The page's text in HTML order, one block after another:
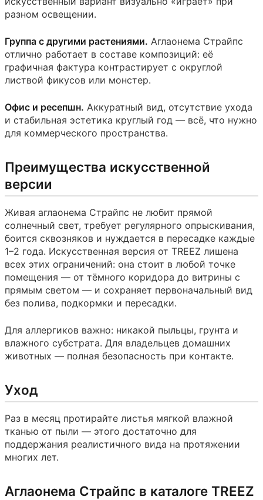
разном освещении.
Группа с другими растениями. Аглаонема Страйпс
отлично работает в составе композиций: её
графичная фактура контрастирует с округлой
листвой фикусов или монстер.
Офис и ресепшн. Аккуратный вид, отсутствие ухода
и стабильная эстетика круглый год — всё, что нужно
для коммерческого пространства.
Преимущества искусственной
версии
Живая аглаонема Страйпс не любит прямой
солнечный свет, требует регулярного опрыскивания,
боится сквозняков и нуждается в пересадке каждые
1–2 года. Искусственная версия от TREEZ лишена
всех этих ограничений: она стоит в любой точке
помещения — от тёмного коридора до витрины с
прямым светом — и сохраняет первоначальный вид
без полива, подкормки и пересадки.
Для аллергиков важно: никакой пыльцы, грунта и
влажного субстрата. Для владельцев домашних
животных — полная безопасность при контакте.
Уход
Раз в месяц протирайте листья мягкой влажной
тканью от пыли — этого достаточно для
поддержания реалистичного вида на протяжении
многих лет.
Аглаонема Страйпс в каталоге TREEZ